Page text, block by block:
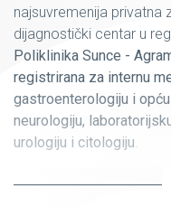
najsuvremenija privatna
dijagnostički centar u
Poliklinika Sunce -
registrirana za internu
gastroenterologiju i
neurologiju,
urologiju i citologiju.
zdravstvenog